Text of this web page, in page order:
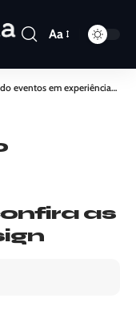
Aa
inesquecíveis: confira as técnicas de design
as